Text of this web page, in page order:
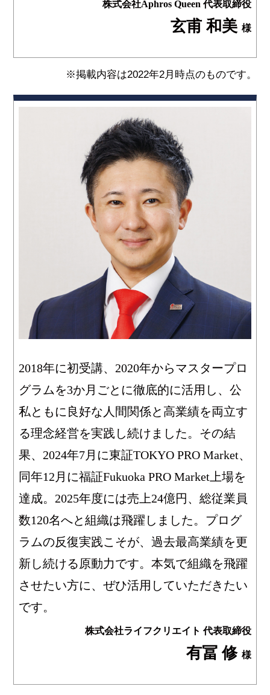
株式会社Aphros Queen 代表取締役
玄甫 和美 様
※掲載内容は2022年2月時点のものです。
2018年に初受講、2020年からマスタープロ
グラムを3か月ごとに徹底的に活用し、公
私ともに良好な人間関係と高業績を両立す
る理念経営を実践し続けました。その結
果、2024年7月に東証TOKYO PRO Market、
同年12月に福証Fukuoka PRO Market上場を
達成。2025年度には売上24億円、総従業員
数120名へと組織は飛躍しました。プログ
ラムの反復実践こそが、過去最高業績を更
新し続ける原動力です。本気で組織を飛躍
させたい方に、ぜひ活用していただきたい
です。
株式会社ライフクリエイト 代表取締役
有冨 修 様